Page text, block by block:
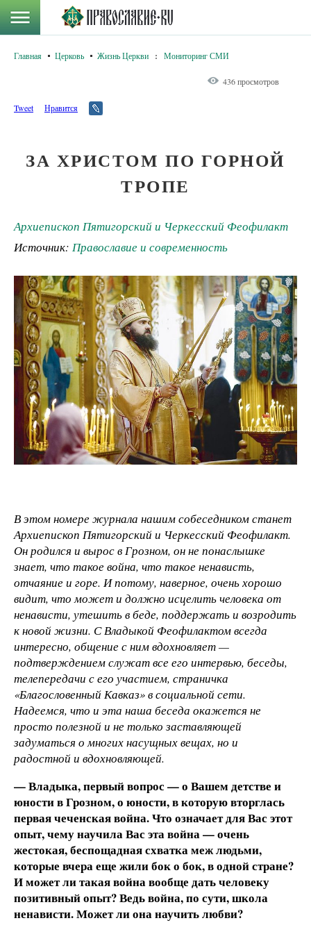
Главная Церковь Жизнь Церкви : Мониторинг СМИ
436 просмотров
Tweet Нравится
ЗА ХРИСТОМ ПО ГОРНОЙ
ТРОПЕ
Архиепископ Пятигорский и Черкесский Феофилакт
Источник: Православие и современность
В этом номере журнала нашим собеседником станет
Архиепископ Пятигорский и Черкесский Феофилакт.
Он родился и вырос в Грозном, он не понаслышке
знает, что такое война, что такое ненависть,
отчаяние и горе. И потому, наверное, очень хорошо
видит, что может и должно исцелить человека от
ненависти, утешить в беде, поддержать и возродить
к новой жизни. С Владыкой Феофилактом всегда
интересно, общение с ним вдохновляет —
подтверждением служат все его интервью, беседы,
телепередачи с его участием, страничка
«Благословенный Кавказ» в социальной сети.
Надеемся, что и эта наша беседа окажется не
просто полезной и не только заставляющей
задуматься о многих насущных вещах, но и
радостной и вдохновляющей.
— Владыка, первый вопрос — о Вашем детстве и
юности в Грозном, о юности, в которую вторглась
первая чеченская война. Что означает для Вас этот
опыт, чему научила Вас эта война — очень
жестокая, беспощадная схватка меж людьми,
которые вчера еще жили бок о бок, в одной стране?
И может ли такая война вообще дать человеку
позитивный опыт? Ведь война, по сути, школа
ненависти. Может ли она научить любви?